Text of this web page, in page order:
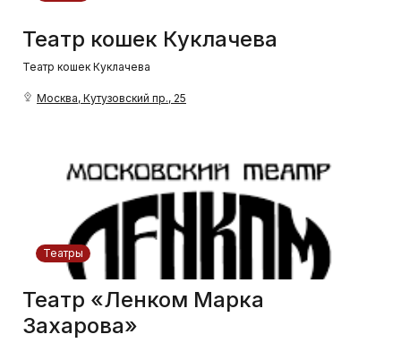
Театр кошек Куклачева
Театр кошек Куклачева
Москва, Кутузовский пр., 25
Театры
Театр «Ленком Марка
Захарова»